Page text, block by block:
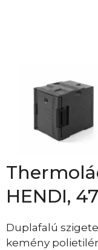
HENDI,
Duplafalú
kemény